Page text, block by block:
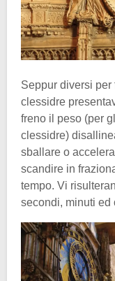
Seppur diversi
clessidre
freno il peso (per
clessidre)
sballare o
scandire in
tempo. Vi
secondi, minuti